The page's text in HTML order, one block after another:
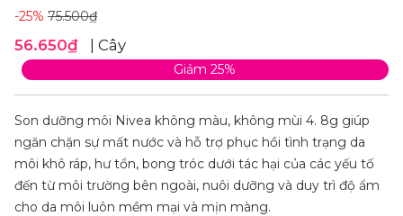
-25% 75.500₫
56.650₫ | Cây
Giảm 25%
Son dưỡng môi Nivea không màu, không mùi 4. 8g giúp
ngăn chặn sự mất nước và hỗ trợ phục hồi tình trạng da
môi khô ráp, hư tổn, bong tróc dưới tác hại của các yếu tố
đến từ môi trường bên ngoài, nuôi dưỡng và duy trì độ ẩm
cho da môi luôn mềm mại và mịn màng.